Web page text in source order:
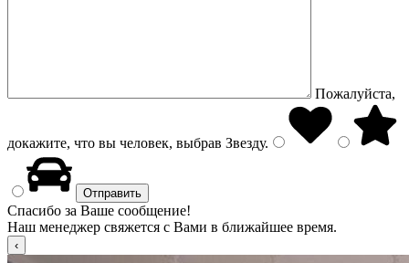
Пожалуйста,
докажите, что вы человек, выбрав Звезду.
Спасибо за Ваше сообщение!
Наш менеджер свяжется с Вами в ближайшее время.